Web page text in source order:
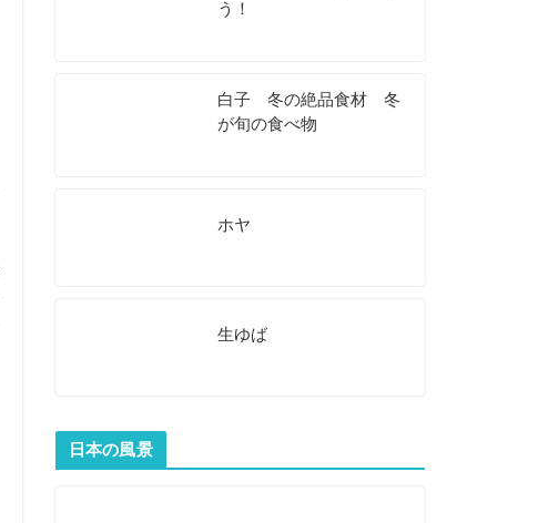
う！
白子 冬の絶品食材 冬
が旬の食べ物
ホヤ
生ゆば
日本の風景